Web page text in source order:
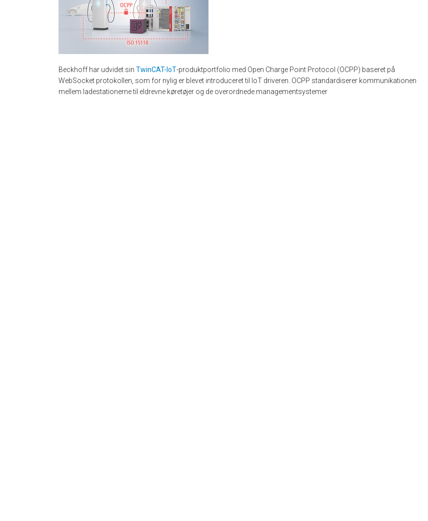
Beckhoff har udvidet sin TwinCAT-IoT-produktportfolio med Open Charge Point Protocol (OCPP) baseret på
WebSocket protokollen, som for nylig er blevet introduceret til IoT driveren. OCPP standardiserer kommunikationen
mellem ladestationerne til eldrevne køretøjer og de overordnede managementsystemer